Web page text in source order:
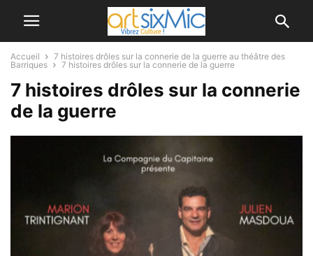
Accueil
7 histoires drôles sur la connerie de la guerre au théâtre des
Barriques
7 histoires drôles sur la connerie de la guerre
7 histoires drôles sur la connerie
de la guerre